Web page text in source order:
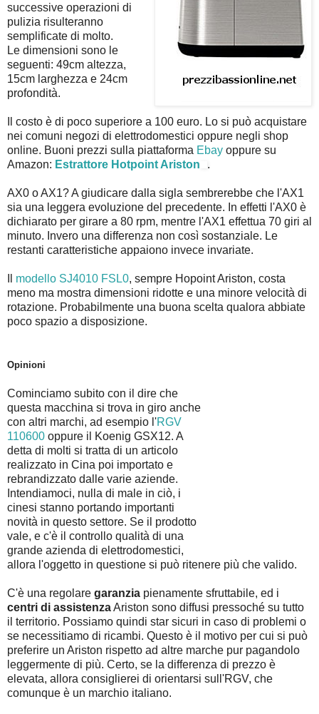
successive operazioni di
pulizia risulteranno
semplificate di molto.
Le dimensioni sono le
seguenti: 49cm altezza,
15cm larghezza e 24cm
profondità.
Il costo è di poco superiore a 100 euro. Lo si può acquistare
nei comuni negozi di elettrodomestici oppure negli shop
online. Buoni prezzi sulla piattaforma Ebay oppure su
Amazon: Estrattore Hotpoint Ariston .
AX0 o AX1? A giudicare dalla sigla sembrerebbe che l'AX1
sia una leggera evoluzione del precedente. In effetti l'AX0 è
dichiarato per girare a 80 rpm, mentre l'AX1 effettua 70 giri al
minuto. Invero una differenza non così sostanziale. Le
restanti caratteristiche appaiono invece invariate.
modello SJ4010 FSL0, sempre Hopoint Ariston, costa
meno ma mostra dimensioni ridotte e una minore velocità di
rotazione. Probabilmente una buona scelta qualora abbiate
poco spazio a disposizione.
Opinioni
Cominciamo subito con il dire che
questa macchina si trova in giro anche
con altri marchi, ad esempio l'RGV
110600 oppure il Koenig GSX12. A
detta di molti si tratta di un articolo
realizzato in Cina poi importato e
rebrandizzato dalle varie aziende.
Intendiamoci, nulla di male in ciò, i
cinesi stanno portando importanti
novità in questo settore. Se il prodotto
vale, e c'è il controllo qualità di una
grande azienda di elettrodomestici,
allora l'oggetto in questione si può ritenere più che valido.
C'è una regolare garanzia pienamente sfruttabile, ed i
centri di assistenzaAriston sono diffusi pressoché su tutto
il territorio. Possiamo quindi star sicuri in caso di problemi o
se necessitiamo di ricambi. Questo è il motivo per cui si può
preferire un Ariston rispetto ad altre marche pur pagandolo
leggermente di più. Certo, se la differenza di prezzo è
elevata, allora consiglierei di orientarsi sull'RGV, che
comunque è un marchio italiano.